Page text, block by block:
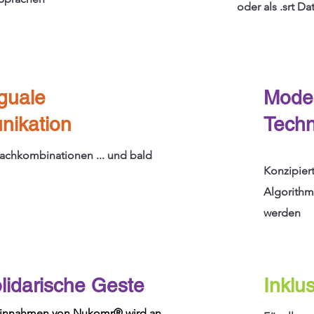
oder als .srt
... und bald
werden
Geste